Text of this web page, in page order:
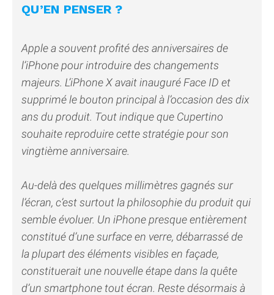
QU’EN PENSER ?
Apple a souvent profité des anniversaires de
l’iPhone pour introduire des changements
majeurs. L’iPhone X avait inauguré Face ID et
supprimé le bouton principal à l’occasion des dix
ans du produit. Tout indique que Cupertino
souhaite reproduire cette stratégie pour son
vingtième anniversaire.
Au-delà des quelques millimètres gagnés sur
l’écran, c’est surtout la philosophie du produit qui
semble évoluer. Un iPhone presque entièrement
constitué d’une surface en verre, débarrassé de
la plupart des éléments visibles en façade,
constituerait une nouvelle étape dans la quête
d’un smartphone tout écran. Reste désormais à